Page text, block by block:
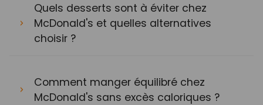
Quels desserts sont à éviter chez
McDonald's et quelles alternatives
choisir ?
Comment manger équilibré chez
McDonald's sans excès caloriques ?